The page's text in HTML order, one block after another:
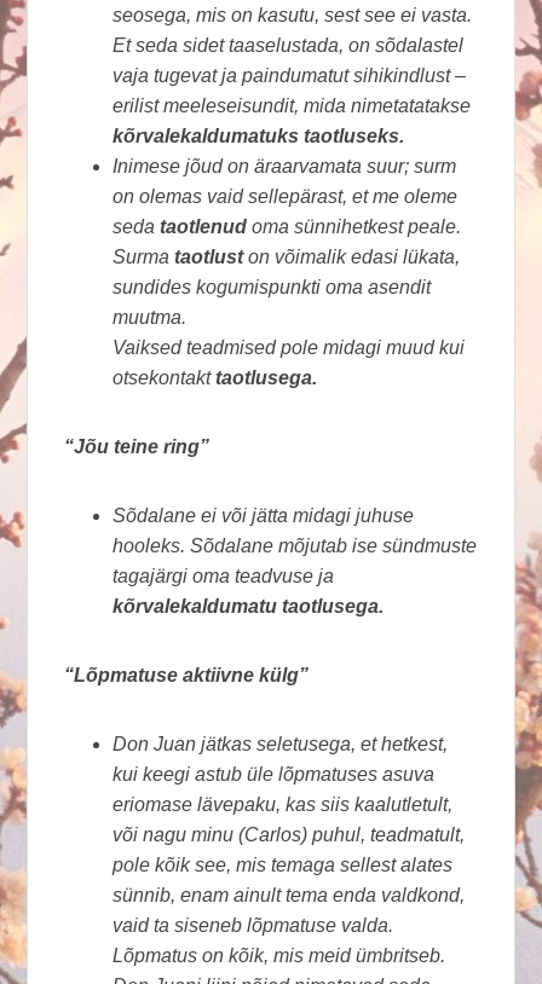
seosega, mis on kasutu, sest see ei vasta.
Et seda sidet taaselustada, on sõdalastel
vaja tugevat ja paindumatut sihikindlust –
erilist meeleseisundit, mida nimetatatakse
kõrvalekaldumatuks taotluseks.
Inimese jõud on äraarvamata suur; surm
on olemas vaid sellepärast, et me oleme
seda taotlenudoma sünnihetkest peale.
Surma taotluston võimalik edasi lükata,
sundides kogumispunkti oma asendit
muutma.
Vaiksed teadmised pole midagi muud kui
otsekontakttaotlusega.
“Jõu teine ring”
Sõdalane ei või jätta midagi juhuse
hooleks. Sõdalane mõjutab ise sündmuste
tagajärgi oma teadvuse ja
kõrvalekaldumatu taotlusega.
“Lõpmatuse aktiivne külg”
Don Juan jätkas seletusega, et hetkest,
kui keegi astub üle lõpmatuses asuva
eriomase lävepaku, kas siis kaalutletult,
või nagu minu (Carlos) puhul, teadmatult,
pole kõik see, mis temaga sellest alates
sünnib, enam ainult tema enda valdkond,
vaid ta siseneb lõpmatuse valda.
Lõpmatus on kõik, mis meid ümbritseb.